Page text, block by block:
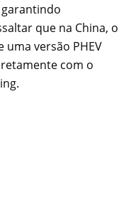
que na China, o
uma versão PHEV
com o